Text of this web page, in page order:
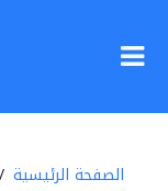
الصفحة الرئيسية